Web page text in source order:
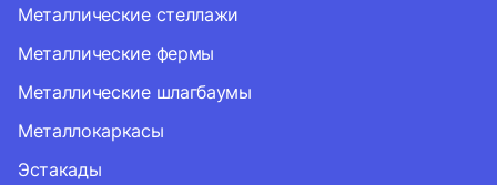
Металлические стеллажи
Металлические фермы
Металлические шлагбаумы
Металлокаркасы
Эстакады